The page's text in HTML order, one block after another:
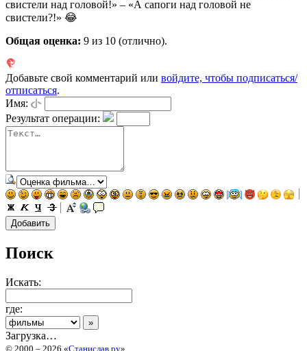
свистели над головой!» – «А сапоги над головой не
свистели?!» 😂
Общая оценка: 9 из 10 (отлично).
Добавьте свой комментарий или войдите, чтобы подписаться/
отписаться.
Имя:
Результат операции:
Поиск
Искать:
где:
Загрузка…
© 2000 – 2026 «Станислав.ру»